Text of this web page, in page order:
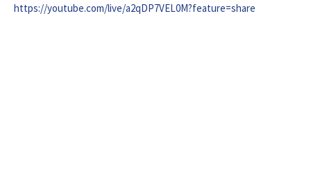
https://youtube.com/live/a2qDP7VEL0M?feature=share